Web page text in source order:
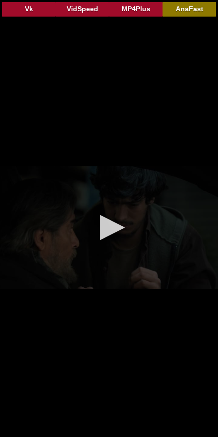
AnaFast
MP4Plus
VidSpeed
Vk